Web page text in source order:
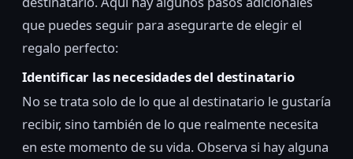
que puedes seguir para asegurarte de elegir el
regalo perfecto:
Identificar las necesidades del destinatario
No se trata solo de lo que al destinatario le gustaría
recibir, sino también de lo que realmente necesita
en este momento de su vida. Observa si hay alguna